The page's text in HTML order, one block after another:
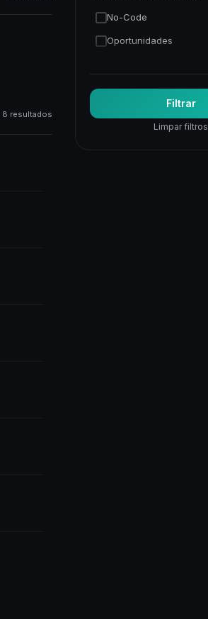
8 resultados
No-Code
Oportunidades
Trading Quantitativo
Visão Computacional
Visualização de Dados
Filtrar
Limpar filtros